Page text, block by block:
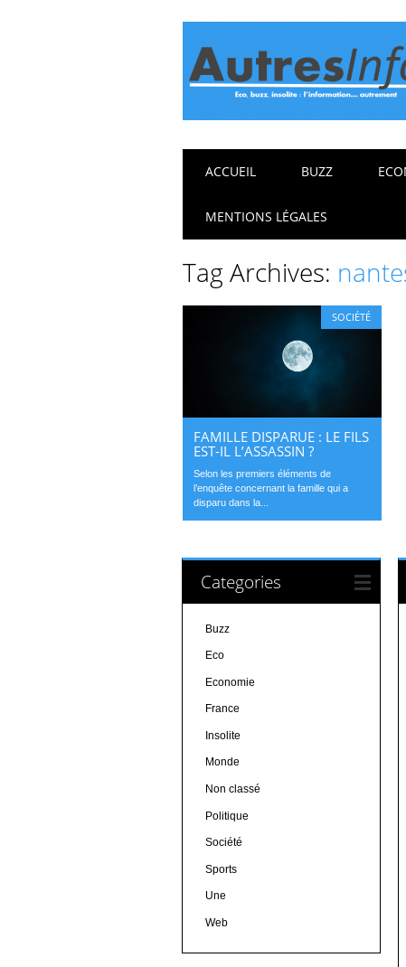
Main menu
ACCUEIL BUZZ
MENTIONS LÉGALES
Tag Archives:
SOCIÉTÉ
FAMILLE DISPARUE : LE FILS
EST-IL L’ASSASSIN ?
Selon les premiers éléments de
l’enquête concernant la famille qui a
disparu dans la...
Categories
Buzz
Eco
Economie
France
Insolite
Monde
Non classé
Politique
Société
Sports
Une
Web